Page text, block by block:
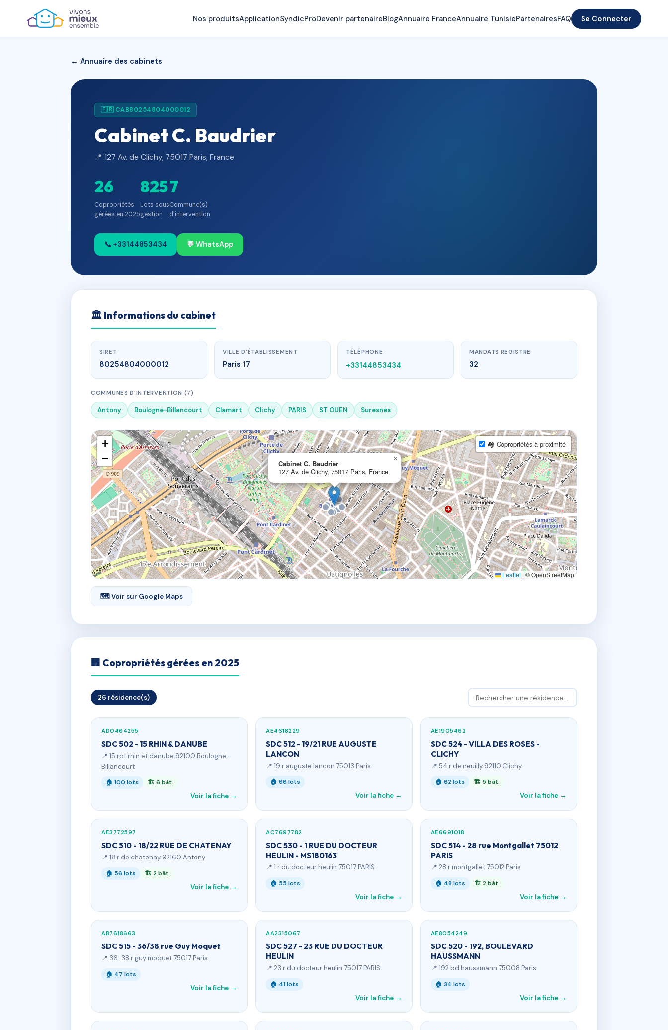
Nos produitsApplicationSyndicProDevenir partenaireBlogAnnuaire FranceAnnuaire TunisiePartenairesFAQ Se Connecter
← Annuaire des cabinets
🇫🇷 CAB80254804000012
Cabinet C. Baudrier
📍 127 Av. de Clichy, 75017 Paris, France
26
Copropriétés
gérées en 2025
825
Lots sous
gestion
7
Commune(s)
d'intervention
📞 +33144853434 💬 WhatsApp
🏛 Informations du cabinet
SIRET
80254804000012
VILLE D'ÉTABLISSEMENT
Paris 17
TÉLÉPHONE
+33144853434
MANDATS REGISTRE
32
COMMUNES D'INTERVENTION (7)
Antony Boulogne-Billancourt Clamart Clichy PARIS ST OUEN Suresnes
Cabinet C. Baudrier
127 Av. de Clichy, 75017 Paris, France
×
+
−
🏘 Copropriétés à proximité
Leaflet | © OpenStreetMap
🗺 Voir sur Google Maps
🏢 Copropriétés gérées en 2025
26 résidence(s)
AD0464255
SDC 502 - 15 RHIN & DANUBE
📍 15 rpt rhin et danube 92100 Boulogne-
Billancourt
🏠 100 lots 🏗 6 bât.
Voir la fiche →
AE4618229
SDC 512 - 19/21 RUE AUGUSTE
LANCON
📍 19 r auguste lancon 75013 Paris
🏠 66 lots
Voir la fiche →
AE1905462
SDC 524 - VILLA DES ROSES -
CLICHY
📍 54 r de neuilly 92110 Clichy
🏠 62 lots 🏗 5 bât.
Voir la fiche →
AE3772597
SDC 510 - 18/22 RUE DE CHATENAY
📍 18 r de chatenay 92160 Antony
🏠 56 lots 🏗 2 bât.
Voir la fiche →
AC7697782
SDC 530 - 1 RUE DU DOCTEUR
HEULIN - MS180163
📍 1 r du docteur heulin 75017 PARIS
🏠 55 lots
Voir la fiche →
AE6691018
SDC 514 - 28 rue Montgallet 75012
PARIS
📍 28 r montgallet 75012 Paris
🏠 48 lots 🏗 2 bât.
Voir la fiche →
AB7618663
SDC 515 - 36/38 rue Guy Moquet
📍 36-38 r guy moquet 75017 Paris
🏠 47 lots
Voir la fiche →
AA2315067
SDC 527 - 23 RUE DU DOCTEUR
HEULIN
📍 23 r du docteur heulin 75017 PARIS
🏠 41 lots
Voir la fiche →
AE8054249
SDC 520 - 192, BOULEVARD
HAUSSMANN
📍 192 bd haussmann 75008 Paris
🏠 34 lots
Voir la fiche →